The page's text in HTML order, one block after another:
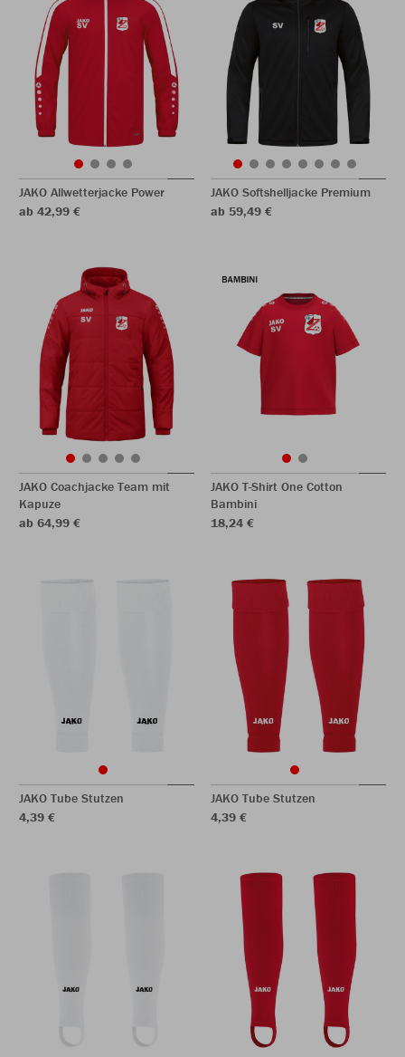
JAKO Allwetterjacke Power
ab 42,99 €
JAKO Softshelljacke Premium
ab 59,49 €
JAKO Coachjacke Team mit
Kapuze
ab 64,99 €
JAKO T-Shirt One Cotton
Bambini
18,24 €
JAKO Tube Stutzen
4,39 €
JAKO Tube Stutzen
4,39 €